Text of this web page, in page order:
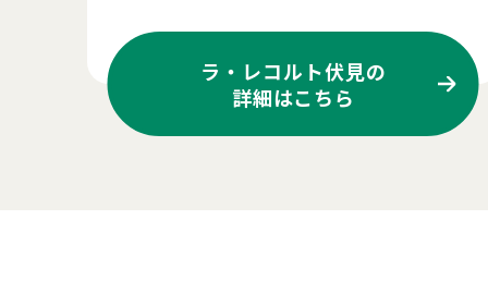
ラ・レコルト伏見の
詳細はこちら